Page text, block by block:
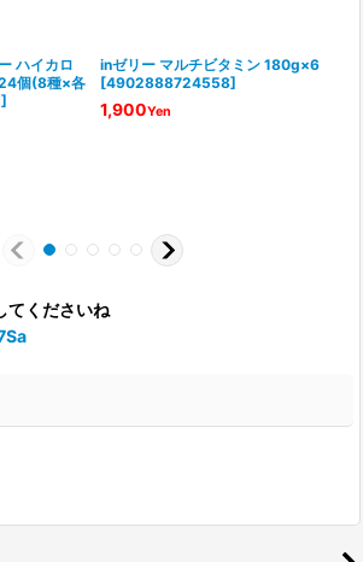
ハイカロ
個(8種×各
]
inゼリー マルチビタミン 180g×6
[4902888724558]
1,900Yen
てくださいね